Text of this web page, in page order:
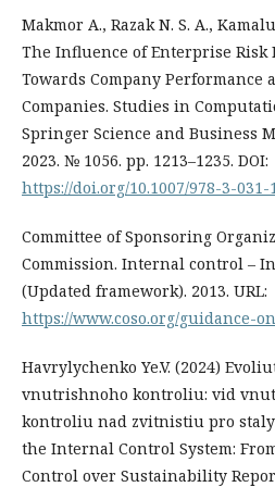
Makmor A., Razak N. S. A.,
The Influence of Enterprise Risk
Towards Company Performance
Companies. Studies in
Springer Science and Business
2023. № 1056. pp. 1213–1235. DOI:
https://doi.org/10.1007/978-3-031-
Committee of Sponsoring
Commission. Internal control –
(Updated framework). 2013. URL:
https://www.coso.org/guidance-
Havrylychenko Ye.V. (2024)
vnutrishnoho kontroliu: vid
kontroliu nad zvitnistiu pro
the Internal Control System:
Control over Sustainability